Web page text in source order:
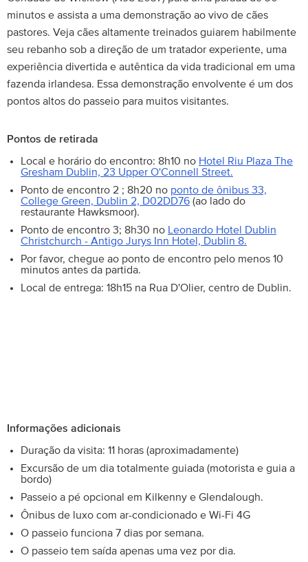
minutos e assista a uma demonstração ao vivo de cães
pastores. Veja cães altamente treinados guiarem habilmente
seu rebanho sob a direção de um tratador experiente, uma
experiência divertida e autêntica da vida tradicional em uma
fazenda irlandesa. Essa demonstração envolvente é um dos
pontos altos do passeio para muitos visitantes.
Pontos de retirada
Local e horário do encontro: 8h10 no Hotel Riu Plaza The
Gresham Dublin, 23 Upper O'Connell Street.
Ponto de encontro 2 ; 8h20 no ponto de ônibus 33,
College Green, Dublin 2, D02DD76 (ao lado do
restaurante Hawksmoor).
Ponto de encontro 3; 8h30 no
Leonardo Hotel Dublin
Christchurch - Antigo Jurys Inn Hotel, Dublin 8.
Por favor, chegue ao ponto de encontro pelo menos 10
minutos antes da partida.
Local de entrega: 18h15 na Rua D'Olier, centro de Dublin.
Informações adicionais
Duração da visita: 11 horas (aproximadamente)
Excursão de um dia totalmente guiada (motorista e guia a
bordo)
Passeio a pé opcional em Kilkenny e Glendalough.
Ônibus de luxo com ar-condicionado e Wi-Fi 4G
O passeio funciona 7 dias por semana.
O passeio tem saída apenas uma vez por dia.